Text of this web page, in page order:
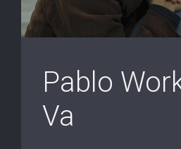
Pablo
Va